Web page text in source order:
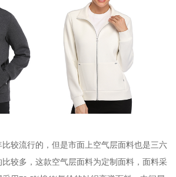
较流行的，但是市面上空气层面料也是三六
较多，这款空气层面料为定制面料，面料采